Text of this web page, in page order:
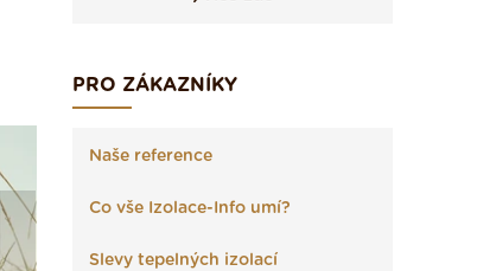
Seriál: Fasády ETICS a
vše podstatné v kostce ›
Vyberte si izolaci a pak
PRO ZÁKAZNÍKY
Naše reference
Co vše Izolace-Info umí?
Slevy tepelných izolací